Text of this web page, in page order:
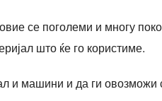
се поголеми и многу
што ќе го користиме.
и машини и да ги овозможи